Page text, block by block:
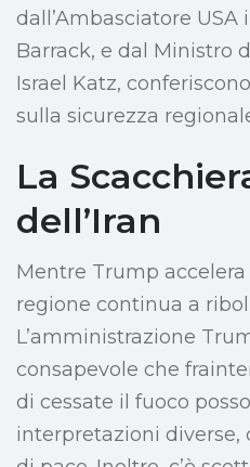
dall’Ambasciatore USA
Barrack, e dal Ministro
Israel Katz,
sulla sicurezza
La
dell’Iran
Mentre Trump
regione continua a
L’amministrazione
consapevole che
di cessate il fuoco
interpretazioni diverse,